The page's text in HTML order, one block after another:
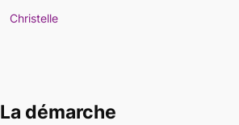
Christelle
La démarche